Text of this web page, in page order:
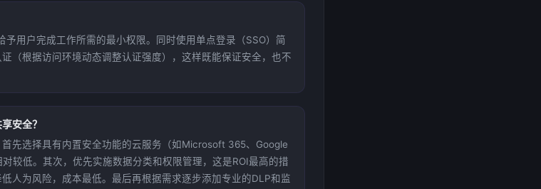
用户完成工作所需的最小权限。同时使用单点登录（SSO）简
（根据访问环境动态调整认证强度），这样既能保证安全，也不
安全？
先选择具有内置安全功能的云服务（如Microsoft 365、Google
较低。其次，优先实施数据分类和权限管理，这是ROI最高的措
人为风险，成本最低。最后再根据需求逐步添加专业的DLP和监